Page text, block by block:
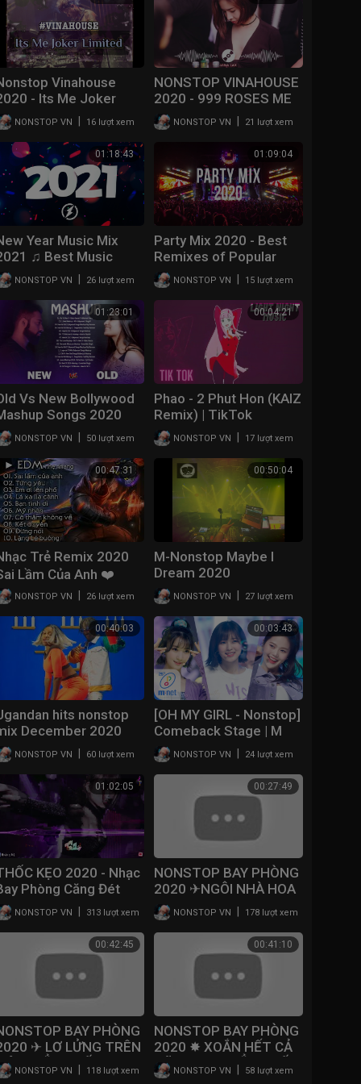
Vinahouse
- Its Me Joker
Legend Remix - Joker
Remix
NONSTOP VN 16 lượt xem
NONSTOP VINAHOUSE
2020 - 999 ROSES ME
GUSTA REMIX
NONSTOP VN 21 lượt xem
01:18:43
Year Music Mix
♫ Best Music
2020 Party Mix ♫
of Popular
NONSTOP VN 26 lượt xem
01:09:04
Party Mix 2020 - Best
Remixes of Popular
Songs 2020
NONSTOP VN 15 lượt xem
01:23:01
Vs New Bollywood
Songs 2020
//Latest Hindi Remix
2020 June
Indian song love
NONSTOP VN 50 lượt xem
00:04:21
Phao - 2 Phut Hon (KAIZ
Remix) | TikTok
Vietnamese Music
2020
NONSTOP VN 17 lượt xem
00:47:31
Trẻ Remix 2020
Lầm Của Anh ❤️
Yêu ♫ NONSTOP
Nhạc Remix
TikTok Gây Nghiện
NONSTOP VN 26 lượt xem
00:50:04
M-Nonstop Maybe I
Dream 2020
(MonyBOSS)
NONSTOP VN 27 lượt xem
00:40:03
hits nonstop
December 2020
NONSTOP VN 60 lượt xem
00:03:43
[OH MY GIRL - Nonstop]
Comeback Stage | M
COUNTDOWN 200430
EP.663
NONSTOP VN 24 lượt xem
01:02:05
KẸO 2020 - Nhạc
Phòng Căng Đét
Đèn Đẹt - Chân Không
Đất - Mix The
NONSTOP VN 313 lượt xem
00:27:49
NONSTOP BAY PHÒNG
2020 ✈NGÔI NHÀ HOA
HOÈ REMIX⚠️ XOÁY
ĐIÊN ĐẢO ✸ NHẠC SÀN
NONSTOP VINAHOUSE
NONSTOP VN 178 lượt xem
00:42:45
BAY PHÒNG
✈ LƠ LỬNG TRÊN
MÂY - ĐẲNG CẤP
✸ NHẠC
NONSTOP VN 118 lượt xem
00:41:10
NONSTOP BAY PHÒNG
2020 ✸ XOẮN HẾT CẢ
NÃO VOL2 - ĐẲNG CẤP
VINAHOUSE ✈ NHẠC
NONSTOP VN 58 lượt xem